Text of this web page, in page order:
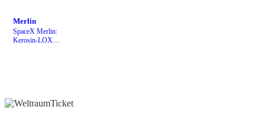
Zündung nicht
abschaltbar.
Merlin
SpaceX Merlin:
Kerosin-LOX